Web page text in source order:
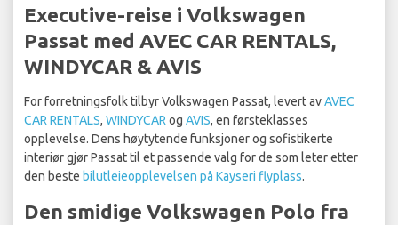
Executive-reise i Volkswagen
Passat med AVEC CAR RENTALS,
WINDYCAR & AVIS
For forretningsfolk tilbyr Volkswagen Passat, levert avAVEC
CAR RENTALS, WINDYCAR og AVIS, en førsteklasses
opplevelse. Dens høytytende funksjoner og sofistikerte
interiør gjør Passat til et passende valg for de som leter etter
den beste bilutleieopplevelsen på Kayseri flyplass.
Den smidige Volkswagen Polo fra